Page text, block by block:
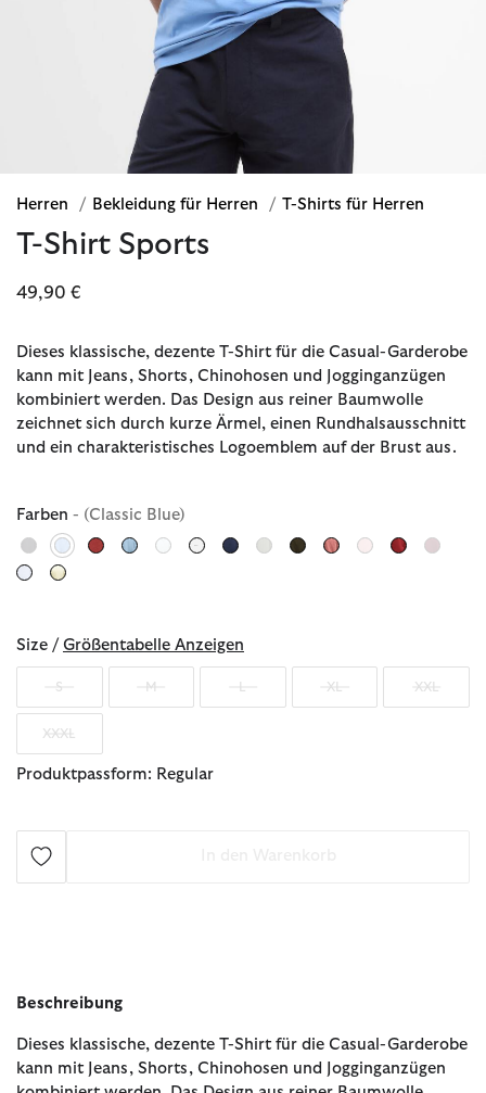
Herren / Bekleidung für Herren / T-Shirts für Herren
T-Shirt Sports
49,90 €
Dieses klassische, dezente T-Shirt für die Casual-Garderobe
kann mit Jeans, Shorts, Chinohosen und Jogginganzügen
kombiniert werden. Das Design aus reiner Baumwolle
zeichnet sich durch kurze Ärmel, einen Rundhalsausschnitt
und ein charakteristisches Logoemblem auf der Brust aus.
Farben - (Classic Blue)
ausgewählt
Size / Größentabelle Anzeigen
S M XL XXL
XXXL
Produktpassform: Regular
Beschreibung
Dieses klassische, dezente T-Shirt für die Casual-Garderobe
kann mit Jeans, Shorts, Chinohosen und Jogginganzügen